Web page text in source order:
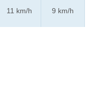
11 km/h
9 km/h